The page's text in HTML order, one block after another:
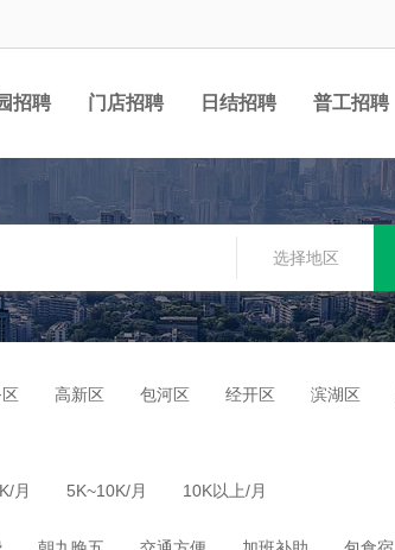
招聘 门店招聘 日结招聘 普工招聘
选择地区
高新区 包河区 经开区 滨湖区
月 5K~10K/月 10K以上/月